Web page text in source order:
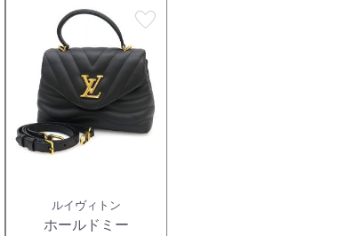
favorite
ルイヴィトン
ホールドミー